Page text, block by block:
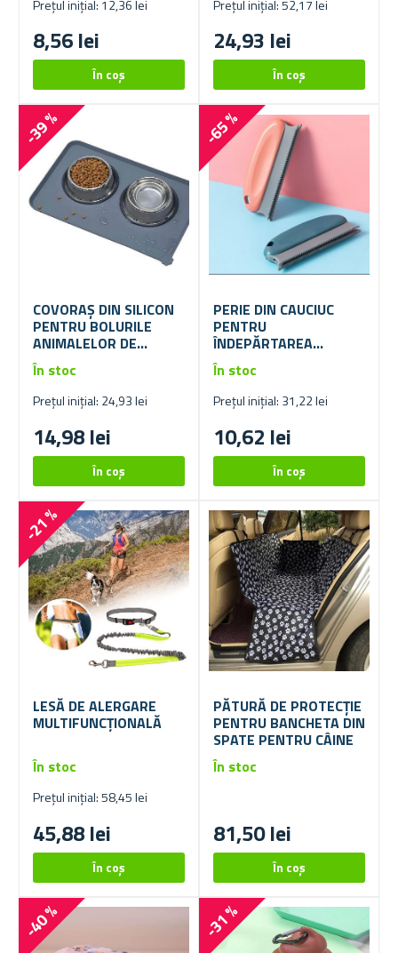
Prețul inițial: 12,36 lei
8,56 lei
Prețul inițial: 52,17 lei
24,93 lei
-39 %
COVORAȘ DIN SILICON
PENTRU BOLURILE
ANIMALELOR DE
COMPANIE
Prețul inițial: 24,93 lei
14,98 lei
În stoc
-65 %
PERIE DIN CAUCIUC
PENTRU
ÎNDEPĂRTAREA
PĂRULUI
Prețul inițial: 31,22 lei
10,62 lei
În stoc
-21 %
LESĂ DE ALERGARE
MULTIFUNCȚIONALĂ
Prețul inițial: 58,45 lei
45,88 lei
În stoc
PĂTURĂ DE PROTECȚIE
PENTRU BANCHETA DIN
SPATE PENTRU CÂINE
81,50 lei
În stoc
-40 % -31 %